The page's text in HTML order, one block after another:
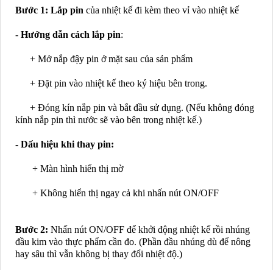
Bước 1: Lắp pin của nhiệt kế đi kèm theo vỉ vào nhiệt kế
-Hướng dẫn cách lắp pin:
+ Mở nắp đậy pin ở mặt sau của sản phẩm
+ Đặt pin vào nhiệt kế theo ký hiệu bên trong.
+ Đóng kín nắp pin và bắt đầu sử dụng. (Nếu không đóng
kính nắp pin thì nước sẽ vào bên trong nhiệt kế.)
-Dấu hiệu khi thay pin:
+ Màn hình hiển thị mờ
+ Không hiển thị ngay cả khi nhấn nút ON/OFF
Bước 2: Nhấn nút ON/OFF để khởi động nhiệt kế rồi nhúng
đầu kim vào thực phẩm cần đo. (Phần đầu nhúng dù để nông
hay sâu thì vẫn không bị thay đổi nhiệt độ.)